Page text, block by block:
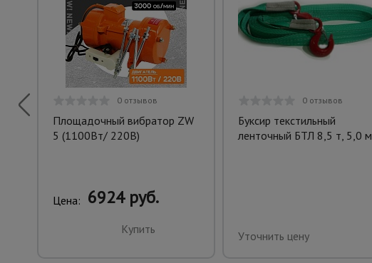
0 отзывов
Площадочный вибратор ZW
5 (1100Вт/ 220В)
Цена: 6924 руб.
Купить
0 отзывов
Буксир текстильный
ленточный БТЛ 8,5 т, 5,0 м
Уточнить цену